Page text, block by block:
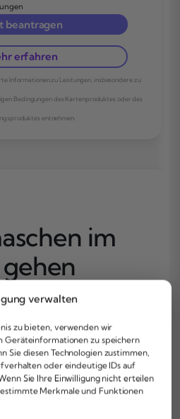
verwalten
zu bieten, verwenden wir
Geräteinformationen zu speichern
Sie diesen Technologien zustimmen,
oder eindeutige IDs auf
Sie Ihre Einwilligung nicht erteilen
Merkmale und Funktionen
beantragen
erfahren
Informationen zu Leistungen, insbesondere zu
Bedingungen des Kartenproduktes oder des
entnehmen.
im
vor
– und sie passen ihre
Wer die gängigen
schwerer zu
die wichtigsten